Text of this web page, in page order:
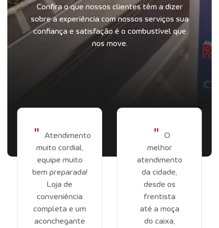
Confira o que nossos clientes têm a dizer
sobre a experiência com nossos serviços sua
confiança e satisfação é o combustível que
nos move.
"
Atendimento
muito cordial,
equipe muito
bem preparada!
Loja de
conveniência
completa e um
aconchegante
"
O
melhor
atendimento
da cidade,
desde os
frentista
até a moça
do caixa,